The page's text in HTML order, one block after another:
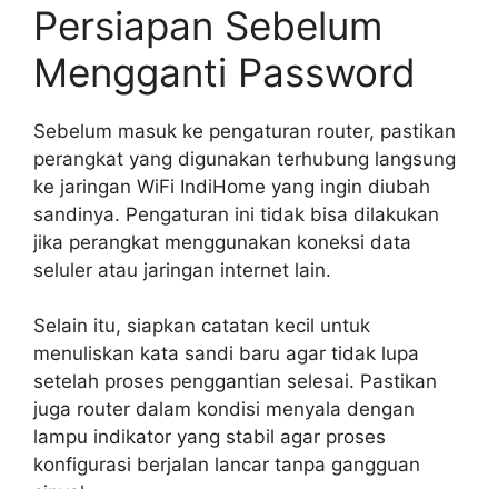
Persiapan Sebelum
Mengganti Password
Sebelum masuk ke pengaturan router, pastikan
perangkat yang digunakan terhubung langsung
ke jaringan WiFi IndiHome yang ingin diubah
sandinya. Pengaturan ini tidak bisa dilakukan
jika perangkat menggunakan koneksi data
seluler atau jaringan internet lain.
Selain itu, siapkan catatan kecil untuk
menuliskan kata sandi baru agar tidak lupa
setelah proses penggantian selesai. Pastikan
juga router dalam kondisi menyala dengan
lampu indikator yang stabil agar proses
konfigurasi berjalan lancar tanpa gangguan